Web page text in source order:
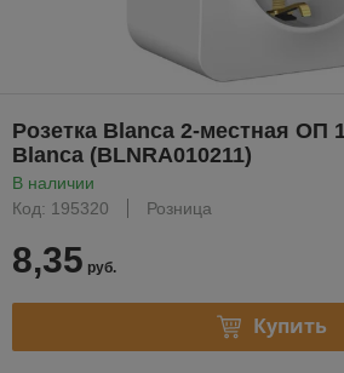
Розетка Blanca 2-местная ОП
Blanca (BLNRA010211)
В наличии
Код: 195320
Розница
8,35 руб.
Купить